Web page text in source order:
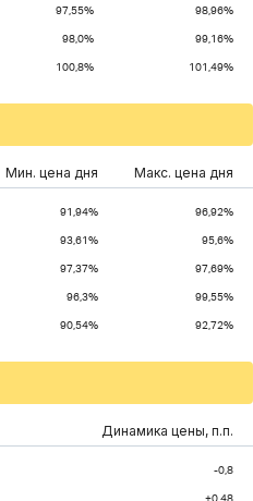
97,55% 98,96%
98,0% 99,16%
100,8% 101,49%
Мин. цена дня Макс. цена дня
91,94% 96,92%
93,61% 95,6%
97,37% 97,69%
96,3% 99,55%
90,54% 92,72%
Динамика цены, п.п.
-0,8
+0.48